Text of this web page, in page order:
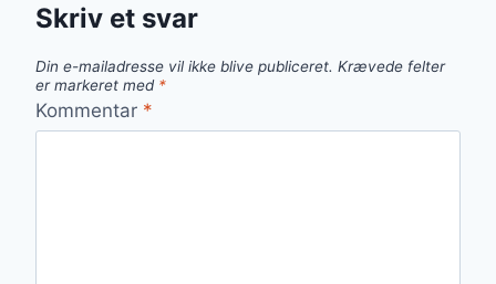
Skriv et svar
Din e-mailadresse vil ikke blive publiceret. Krævede felter
er markeret med *
Kommentar *